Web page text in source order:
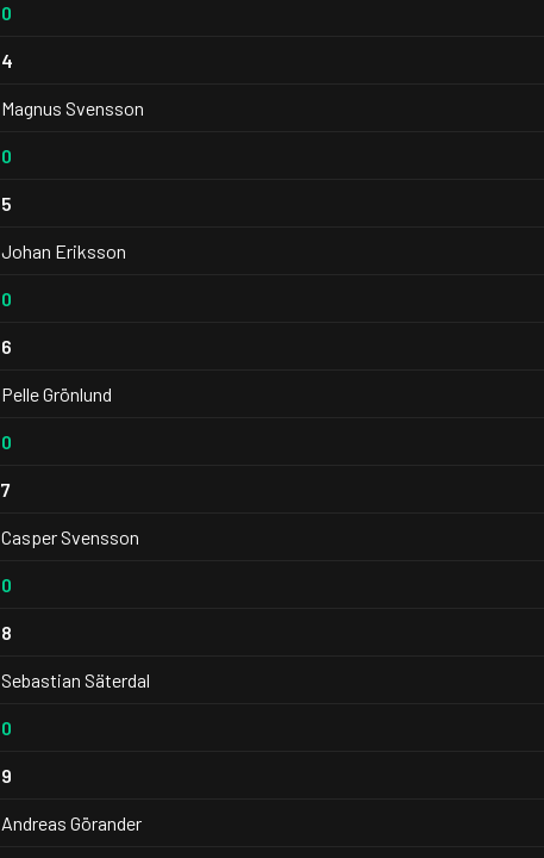
0
4
Magnus Svensson
0
5
Johan Eriksson
0
6
Pelle Grönlund
0
7
Casper Svensson
0
8
Sebastian Säterdal
0
9
Andreas Görander